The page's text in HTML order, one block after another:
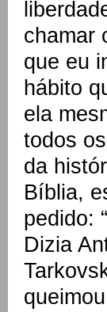
chamar
que eu
hábito
ela
todos
da
Bíblia,
pedido:
Dizia